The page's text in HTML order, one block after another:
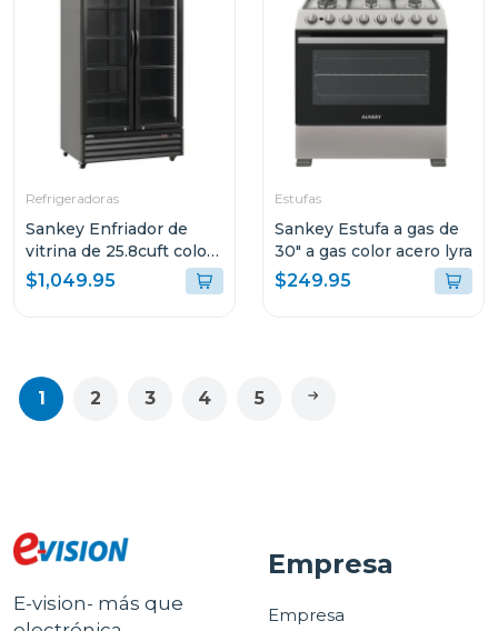
Refrigeradoras
Sankey Enfriador de
vitrina de 25.8cuft color
negra rfd3563
$1,049.95
Estufas
Sankey Estufa a gas de
30" a gas color acero lyra
$249.95
1 2 3 4 5
E-vision- más que
Empresa
Empresa